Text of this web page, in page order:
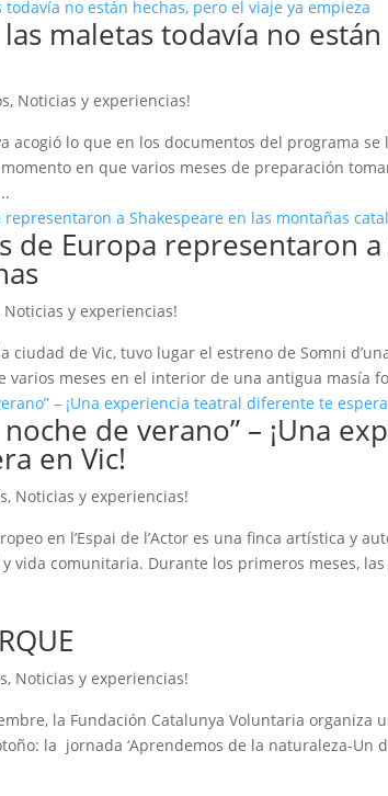
maletas todavía no
, Noticias y experiencias!
acogió lo que en los documentos del programa
en que varios meses de preparación
de Europa representaron a
Noticias y experiencias!
ciudad de Vic, tuvo lugar el estreno de Somni
varios meses en el interior de una antigua masía
de verano” – ¡Una
en Vic!
, Noticias y experiencias!
en l’Espai de l’Actor es una finca artística y
vida comunitaria. Durante los primeros meses,
, Noticias y experiencias!
la Fundación Catalunya Voluntaria organiza
la jornada ‘Aprendemos de la naturaleza-Un